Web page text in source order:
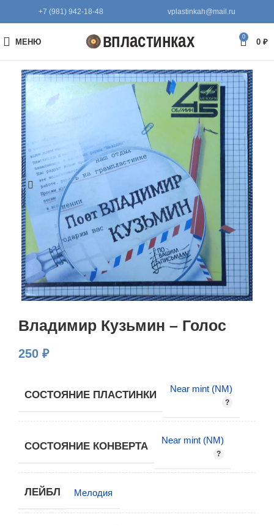
+7 (981) 942-18-48 vplastinkah@mail.ru
МЕНЮ
0
0 ₽
Владимир Кузьмин – Голос
250 ₽
СОСТОЯНИЕ ПЛАСТИНКИ
Near mint (NM)
СОСТОЯНИЕ КОНВЕРТА
Near mint (NM)
ЛЕЙБЛ Мелодия